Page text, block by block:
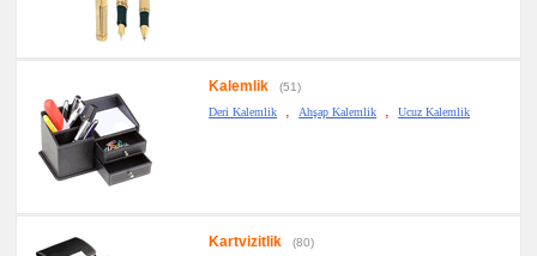
Kalemlik
(51)
Deri Kalemlik
, Ahşap Kalemlik , Ucuz Kalemlik
Kartvizitlik
(80)